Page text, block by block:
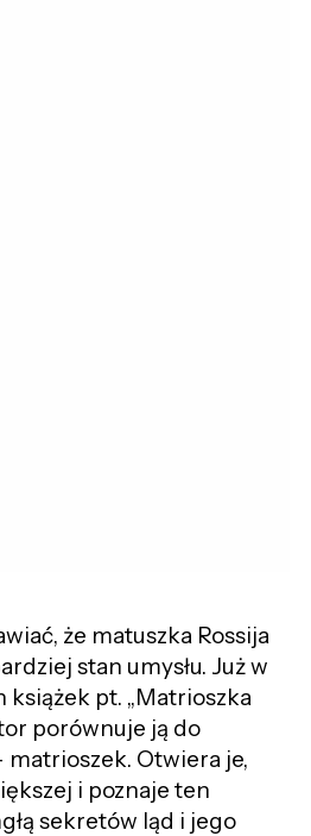
że matuszka Rossija
stan umysłu. Już w
książek pt. „Matrioszka
porównuje ją do
matrioszek. Otwiera je,
i poznaje ten
sekretów ląd i jego